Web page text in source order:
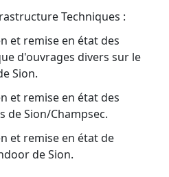
Techniques :
et remise en état des
d'ouvrages divers sur le
Sion.
et remise en état des
de Sion/Champsec.
et remise en état de
de Sion.